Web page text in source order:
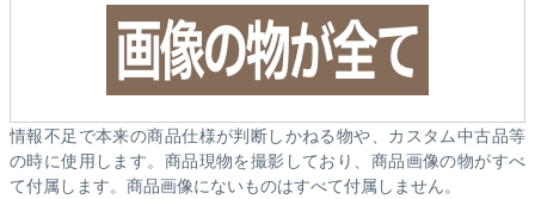
情報不足で本来の商品仕様が判断しかねる物や、カスタム中古品等
の時に使用します。商品現物を撮影しており、商品画像の物がすべ
て付属します。商品画像にないものはすべて付属しません。